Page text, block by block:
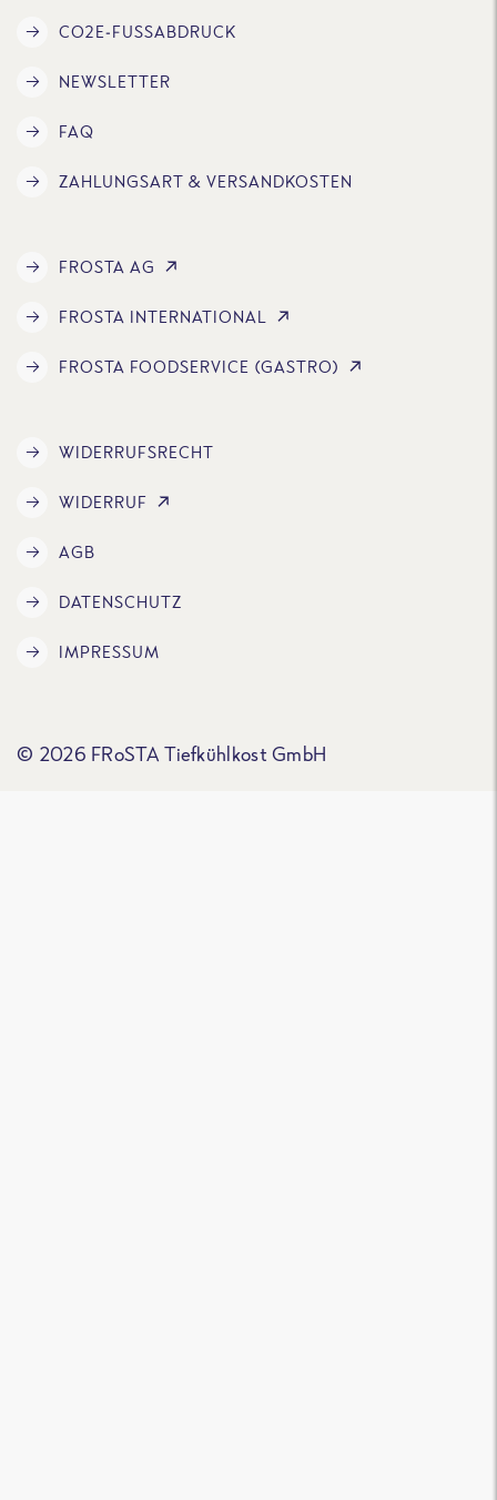
CO2E-FUSSABDRUCK
NEWSLETTER
FAQ
ZAHLUNGSART & VERSANDKOSTEN
FROSTA AG
FROSTA INTERNATIONAL
FROSTA FOODSERVICE (GASTRO)
WIDERRUFSRECHT
WIDERRUF
AGB
DATENSCHUTZ
IMPRESSUM
© 2026 FRoSTA Tiefkühlkost GmbH